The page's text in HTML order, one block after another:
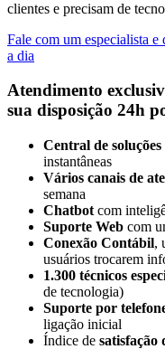
clientes e precisam de
Fale com um especialista e
a dia
Atendimento
sua disposição 24h
Central de soluções
instantâneas
Vários canais de
semana
Chatbot com
Suporte Web com
Conexão Contábil,
usuários trocarem
1.300 técnicos
de tecnologia)
Suporte por
ligação inicial
Índice de satisfação